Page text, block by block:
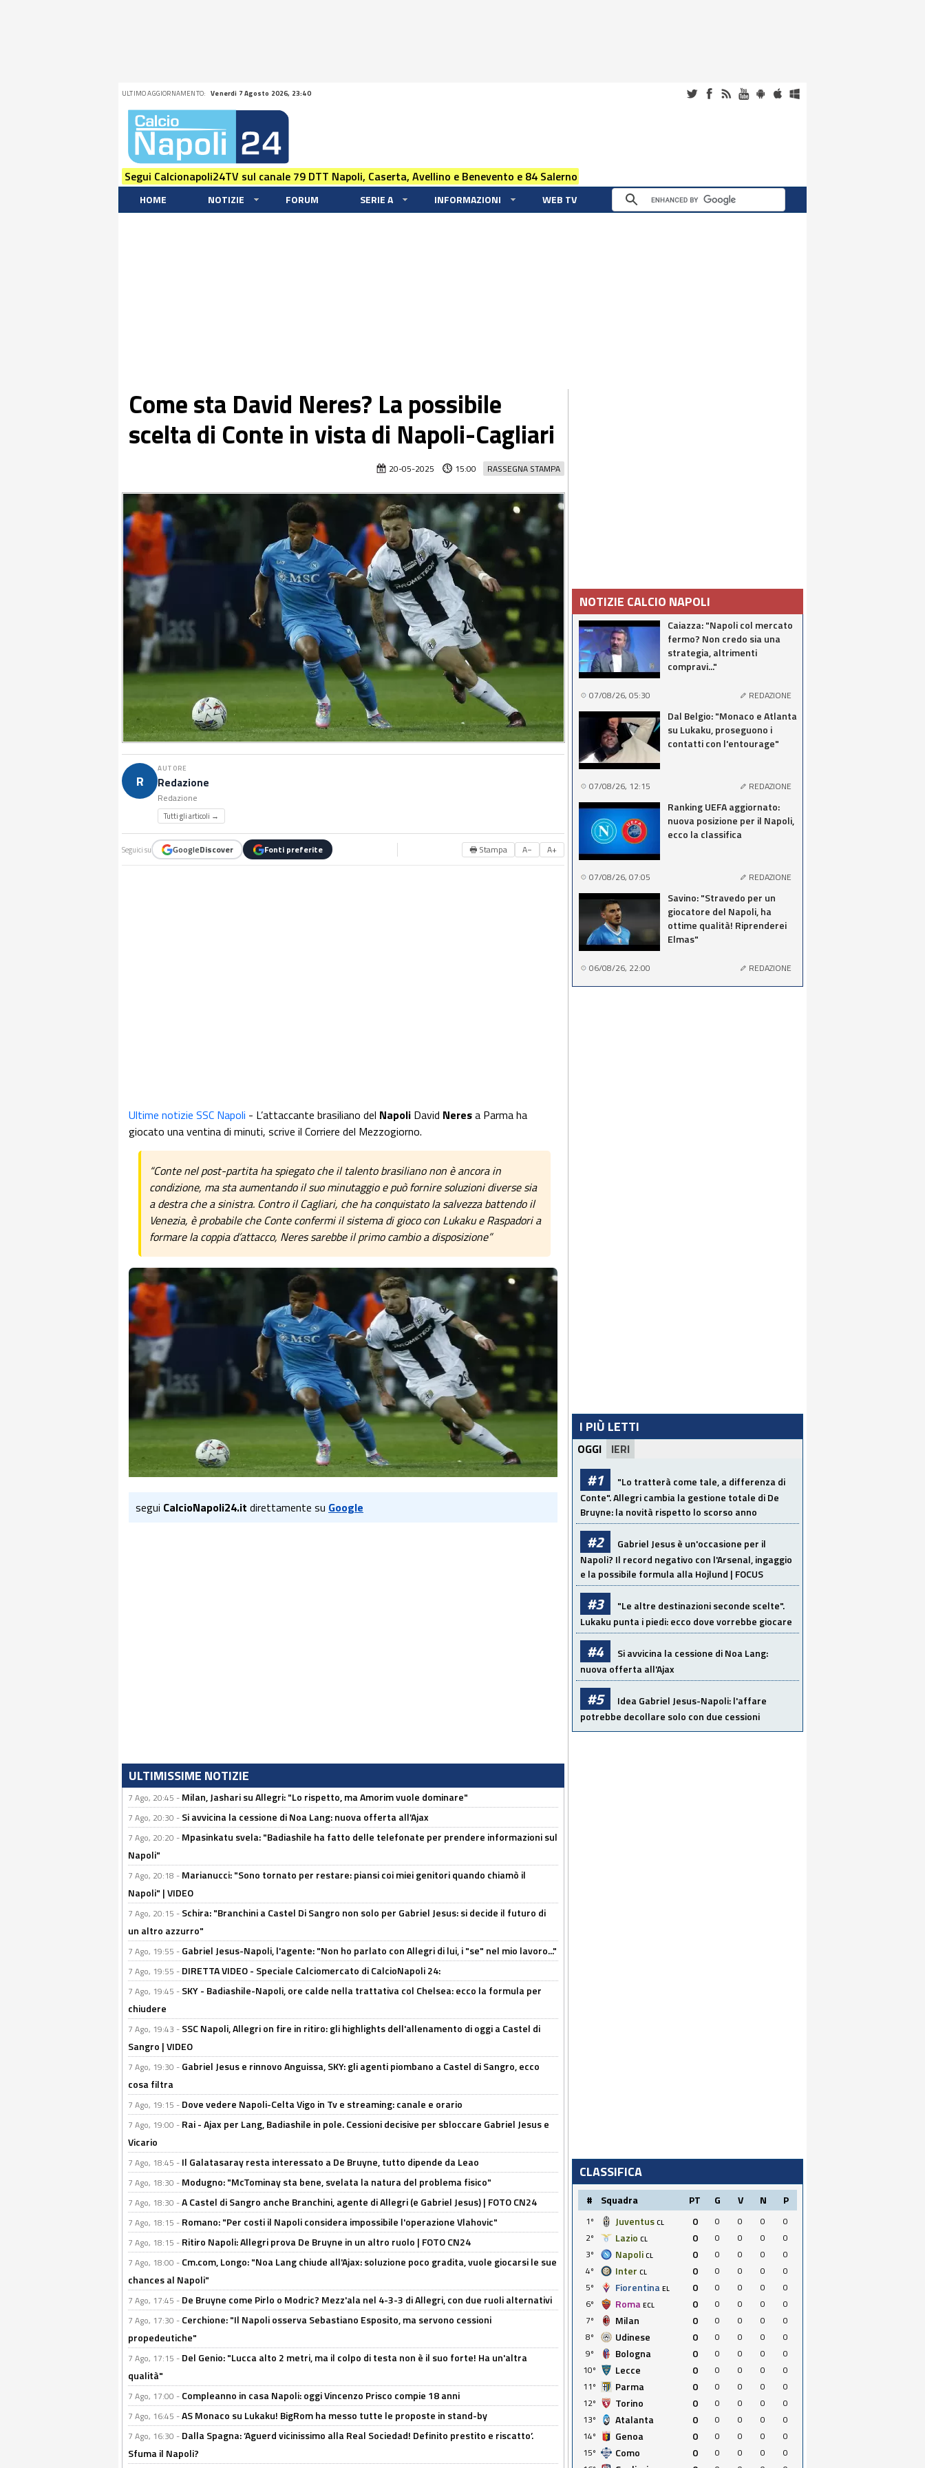
ULTIMO AGGIORNAMENTO: Venerdi 7 Agosto 2026, 23:40
Segui Calcionapoli24TV sul canale 79 DTT Napoli, Caserta, Avellino e Benevento e 84 Salerno
HOME NOTIZIE FORUM SERIE A INFORMAZIONI WEB TV
Come sta David Neres? La possibile
scelta di Conte in vista di Napoli-Cagliari
RASSEGNA STAMPA
20-05-2025 15:00
R
AUTORE
Redazione
Redazione
Tutti gli articoli →
Seguici su GoogleDiscover Fonti preferite 🖶 Stampa A− A+
Ultime notizie SSC Napoli - L’attaccante brasiliano del Napoli David Neresa Parma ha
giocato una ventina di minuti, scrive il Corriere del Mezzogiorno.
“Conte nel post-partita ha spiegato che il talento brasiliano non è ancora in
condizione, ma sta aumentando il suo minutaggio e può fornire soluzioni diverse sia
a destra che a sinistra. Contro il Cagliari, che ha conquistato la salvezza battendo il
Venezia, è probabile che Conte confermi il sistema di gioco con Lukaku e Raspadori a
formare la coppia d’attacco, Neres sarebbe il primo cambio a disposizione”
segui CalcioNapoli24.it direttamente su Google
ULTIMISSIME NOTIZIE
7 Ago, 20:45 - Milan, Jashari su Allegri: "Lo rispetto, ma Amorim vuole dominare"
7 Ago, 20:30 - Si avvicina la cessione di Noa Lang: nuova offerta all'Ajax
7 Ago, 20:20 - Mpasinkatu svela: "Badiashile ha fatto delle telefonate per prendere informazioni sul
Napoli"
7 Ago, 20:18 - Marianucci: "Sono tornato per restare: piansi coi miei genitori quando chiamò il
Napoli" | VIDEO
7 Ago, 20:15 - Schira: "Branchini a Castel Di Sangro non solo per Gabriel Jesus: si decide il futuro di
un altro azzurro"
7 Ago, 19:55 - Gabriel Jesus-Napoli, l'agente: "Non ho parlato con Allegri di lui, i "se" nel mio lavoro..."
7 Ago, 19:55 - DIRETTA VIDEO - Speciale Calciomercato di CalcioNapoli 24:
7 Ago, 19:45 - SKY - Badiashile-Napoli, ore calde nella trattativa col Chelsea: ecco la formula per
chiudere
7 Ago, 19:43 - SSC Napoli, Allegri on fire in ritiro: gli highlights dell'allenamento di oggi a Castel di
Sangro | VIDEO
7 Ago, 19:30 - Gabriel Jesus e rinnovo Anguissa, SKY: gli agenti piombano a Castel di Sangro, ecco
cosa filtra
7 Ago, 19:15 - Dove vedere Napoli-Celta Vigo in Tv e streaming: canale e orario
7 Ago, 19:00 - Rai - Ajax per Lang, Badiashile in pole. Cessioni decisive per sbloccare Gabriel Jesus e
Vicario
7 Ago, 18:45 - Il Galatasaray resta interessato a De Bruyne, tutto dipende da Leao
7 Ago, 18:30 - Modugno: "McTominay sta bene, svelata la natura del problema fisico"
7 Ago, 18:30 -A Castel di Sangro anche Branchini, agente di Allegri (e Gabriel Jesus) | FOTO CN24
7 Ago, 18:15 - Romano: "Per costi il Napoli considera impossibile l'operazione Vlahovic"
7 Ago, 18:15 - Ritiro Napoli: Allegri prova De Bruyne in un altro ruolo | FOTO CN24
7 Ago, 18:00 - Cm.com, Longo: "Noa Lang chiude all'Ajax: soluzione poco gradita, vuole giocarsi le sue
chances al Napoli"
7 Ago, 17:45 - De Bruyne come Pirlo o Modric? Mezz'ala nel 4-3-3 di Allegri, con due ruoli alternativi
7 Ago, 17:30 - Cerchione: "Il Napoli osserva Sebastiano Esposito, ma servono cessioni
propedeutiche"
7 Ago, 17:15 - Del Genio: "Lucca alto 2 metri, ma il colpo di testa non è il suo forte! Ha un'altra
qualità"
7 Ago, 17:00 - Compleanno in casa Napoli: oggi Vincenzo Prisco compie 18 anni
7 Ago, 16:45 -AS Monaco su Lukaku! BigRom ha messo tutte le proposte in stand-by
7 Ago, 16:30 - Dalla Spagna: ‘Aguerd vicinissimo alla Real Sociedad! Definito prestito e riscatto’.
Sfuma il Napoli?
NOTIZIE CALCIO NAPOLI
Caiazza: "Napoli col mercato
fermo? Non credo sia una
strategia, altrimenti
compravi..."
07/08/26, 05:30 REDAZIONE
Dal Belgio: "Monaco e Atlanta
su Lukaku, proseguono i
contatti con l'entourage"
07/08/26, 12:15 REDAZIONE
Ranking UEFA aggiornato:
nuova posizione per il Napoli,
ecco la classifica
07/08/26, 07:05 REDAZIONE
Savino: "Stravedo per un
giocatore del Napoli, ha
ottime qualità! Riprenderei
Elmas"
06/08/26, 22:00 REDAZIONE
I PIÙ LETTI
OGGI IERI
#1
"Lo tratterà come tale, a differenza di
Conte". Allegri cambia la gestione totale di De
Bruyne: la novità rispetto lo scorso anno
#2
Gabriel Jesus è un'occasione per il
Napoli? Il record negativo con l'Arsenal, ingaggio
e la possibile formula alla Hojlund | FOCUS
#3
"Le altre destinazioni seconde scelte".
Lukaku punta i piedi: ecco dove vorrebbe giocare
#4
Si avvicina la cessione di Noa Lang:
nuova offerta all'Ajax
#5
Idea Gabriel Jesus-Napoli: l'affare
potrebbe decollare solo con due cessioni
CLASSIFICA
# Squadra PT G V N P
1º Juventus CL 0 0 0 0
0
2º
Lazio CL 0 0 0 0
0
3º
Napoli CL 0 0 0 0
0
4º
Inter CL 0 0 0 0
0
5º
Fiorentina EL 0 0 0 0
0
6º
Roma ECL 0 0 0 0
0
7º
Milan 0 0 0 0
0
8º
Udinese 0 0 0 0
0
9º
Bologna 0 0 0 0
0
10º
Lecce 0 0 0 0
0
11º
Parma 0 0 0 0
0
12º
Torino 0 0 0 0
0
13º
Atalanta 0 0 0 0
0
14º
Genoa 0 0 0 0
0
15º
Como 0 0 0 0
0